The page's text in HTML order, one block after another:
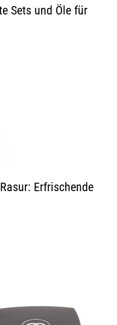
Sets und Öle für
Erfrischende